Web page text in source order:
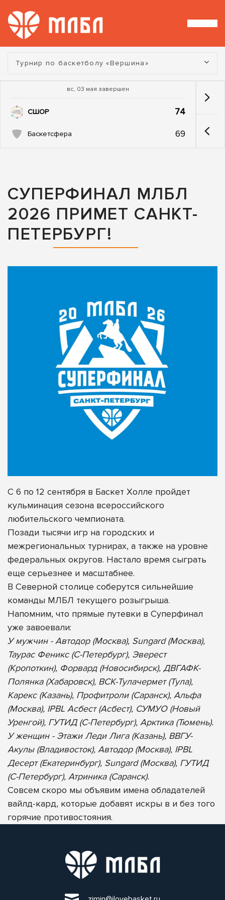
Турнир:
Турнир по баскетболу «Вершина»
вс, 03 мая завершен
СШОР 74
Баскетсфера 69
СУПЕРФИНАЛ МЛБЛ
2026 ПРИМЕТ САНКТ-
ПЕТЕРБУРГ!
С 6 по 12 сентября в Баскет Холле пройдет
кульминация сезона всероссийского
любительского чемпионата.
Позади тысячи игр на городских и
межрегиональных турнирах, а также на уровне
федеральных округов. Настало время сыграть
еще серьезнее и масштабнее.
В Северной столице соберутся сильнейшие
команды МЛБЛ текущего розыгрыша.
Напомним, что прямые путевки в Суперфинал
уже завоевали:
У мужчин - Автодор (Москва), Sungard (Москва),
Таурас Феникс (С-Петербург), Эверест
(Кропоткин), Форвард (Новосибирск), ДВГАФК-
Полянка (Хабаровск), ВСК-Тулачермет (Тула),
Карекс (Казань), Профитроли (Саранск), Альфа
(Москва), IPBL Асбест (Асбест), СУМУО (Новый
Уренгой), ГУТИД (С-Петербург), Арктика (Тюмень).
У женщин - Этажи Леди Лига (Казань), ВВГУ-
Акулы (Владивосток), Автодор (Москва), IPBL
Десерт (Екатеринбург), Sungard (Москва), ГУТИД
(С-Петербург), Атриника (Саранск).
Совсем скоро мы объявим имена обладателей
вайлд-кард, которые добавят искры в и без того
горячие противостояния.